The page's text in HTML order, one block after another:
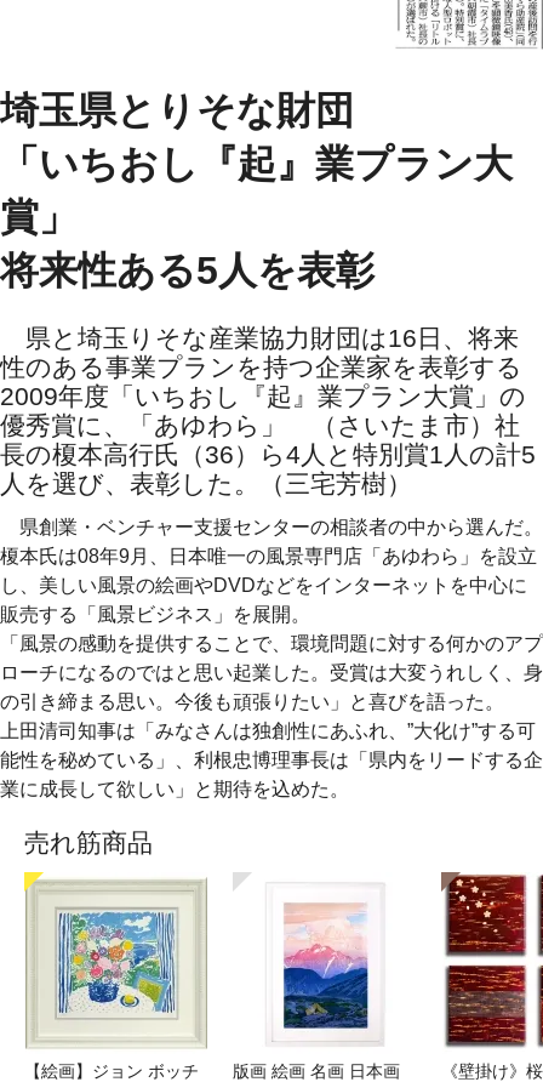
埼玉県とりそな財団
「いちおし『起』業プラン大
賞」
将来性ある5人を表彰
県と埼玉りそな産業協力財団は16日、将来
性のある事業プランを持つ企業家を表彰する
2009年度「いちおし『起』業プラン大賞」の
優秀賞に、「あゆわら」 （さいたま市）社
長の榎本高行氏（36）ら4人と特別賞1人の計5
人を選び、表彰した。（三宅芳樹）
県創業・ベンチャー支援センターの相談者の中から選んだ。
榎本氏は08年9月、日本唯一の風景専門店「あゆわら」を設立
し、美しい風景の絵画やDVDなどをインターネットを中心に
販売する「風景ビジネス」を展開。
「風景の感動を提供することで、環境問題に対する何かのアプ
ローチになるのではと思い起業した。受賞は大変うれしく、身
の引き締まる思い。今後も頑張りたい」と喜びを語った。
上田清司知事は「みなさんは独創性にあふれ、”大化け”する可
能性を秘めている」、利根忠博理事長は「県内をリードする企
業に成長して欲しい」と期待を込めた。
売れ筋商品
【絵画】ジョン ボッチ
版画 絵画 名画 日本画
《壁掛け》